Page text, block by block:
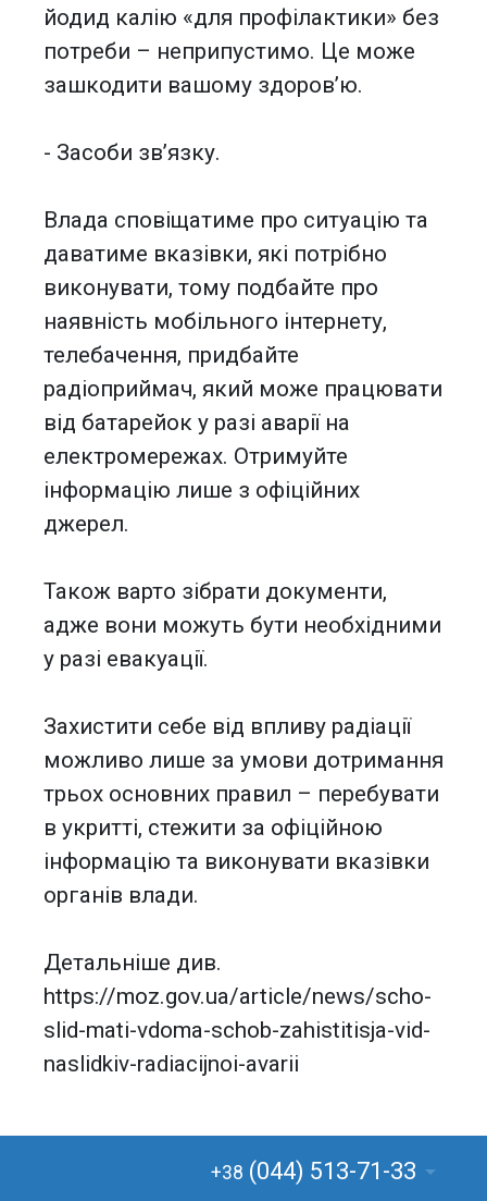
йодид калію «для профілактики» без
потреби – неприпустимо. Це може
зашкодити вашому здоров’ю.
- Засоби зв’язку.
Влада сповіщатиме про ситуацію та
даватиме вказівки, які потрібно
виконувати, тому подбайте про
наявність мобільного інтернету,
телебачення, придбайте
радіоприймач, який може працювати
від батарейок у разі аварії на
електромережах. Отримуйте
інформацію лише з офіційних
джерел.
Також варто зібрати документи,
адже вони можуть бути необхідними
у разі евакуації.
Захистити себе від впливу радіації
можливо лише за умови дотримання
трьох основних правил – перебувати
в укритті, стежити за офіційною
інформацію та виконувати вказівки
органів влади.
Детальніше див.
https://moz.gov.ua/article/news/scho-
slid-mati-vdoma-schob-zahistitisja-vid-
naslidkiv-radiacijnoi-avarii
+38 (044) 513-71-33